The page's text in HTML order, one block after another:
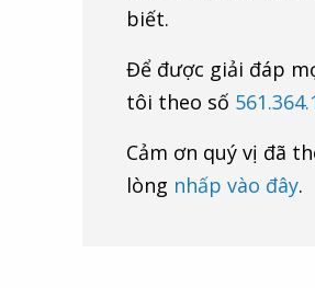
biết.
Để được giải đáp
tôi theo số
Cảm ơn quý vị đã
lòng nhấp vào đây.